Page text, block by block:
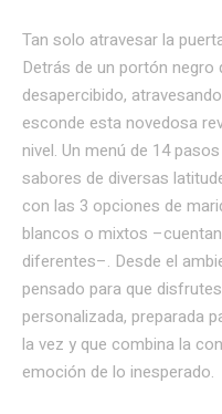
Tan solo atravesar la
Detrás de un portón
desapercibido,
esconde esta novedosa
nivel. Un menú de 14
sabores de diversas
con las 3 opciones de
blancos o mixtos
diferentes–. Desde el
pensado para que
personalizada, preparada
la vez y que combina la
emoción de lo inesperado.